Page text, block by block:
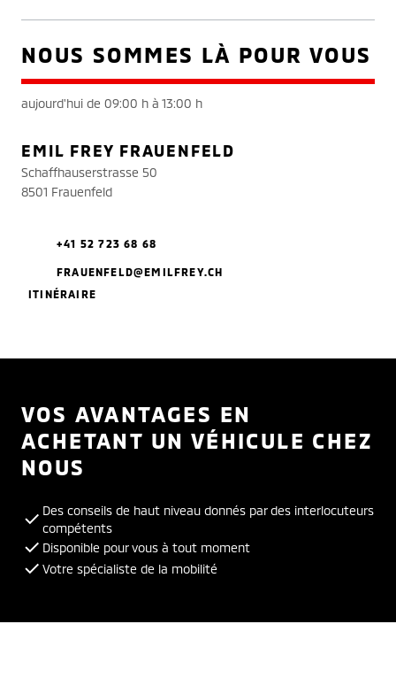
NOUS SOMMES LÀ POUR VOUS
aujourd'hui de 09:00 h à 13:00 h
EMIL FREY FRAUENFELD
Schaffhauserstrasse 50
8501 Frauenfeld
+41 52 723 68 68
FRAUENFELD@EMILFREY.CH
ITINÉRAIRE
VOS AVANTAGES EN
ACHETANT UN VÉHICULE CHEZ
NOUS
Des conseils de haut niveau donnés par des interlocuteurs
compétents
Disponible pour vous à tout moment
Votre spécialiste de la mobilité